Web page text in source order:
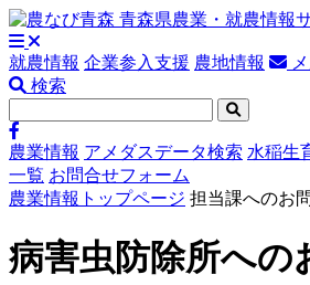
就農情報 企業参入支援 農地情報
検索
農業情報 アメダスデータ検索 水稲生
一覧 お問合せフォーム
農業情報トップページ 担当課へのお
病害虫防除所への